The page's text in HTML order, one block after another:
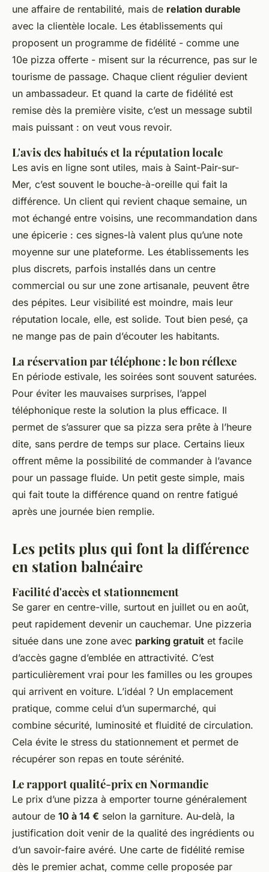
une affaire de rentabilité, mais de relation durable
avec la clientèle locale. Les établissements qui
proposent un programme de fidélité - comme une
10e pizza offerte - misent sur la récurrence, pas sur le
tourisme de passage. Chaque client régulier devient
un ambassadeur. Et quand la carte de fidélité est
remise dès la première visite, c’est un message subtil
mais puissant : on veut vous revoir.
L'avis des habitués et la réputation locale
Les avis en ligne sont utiles, mais à Saint-Pair-sur-
Mer, c’est souvent le bouche-à-oreille qui fait la
différence. Un client qui revient chaque semaine, un
mot échangé entre voisins, une recommandation dans
une épicerie : ces signes-là valent plus qu’une note
moyenne sur une plateforme. Les établissements les
plus discrets, parfois installés dans un centre
commercial ou sur une zone artisanale, peuvent être
des pépites. Leur visibilité est moindre, mais leur
réputation locale, elle, est solide. Tout bien pesé, ça
ne mange pas de pain d’écouter les habitants.
La réservation par téléphone : le bon réflexe
En période estivale, les soirées sont souvent saturées.
Pour éviter les mauvaises surprises, l’appel
téléphonique reste la solution la plus efficace. Il
permet de s’assurer que sa pizza sera prête à l’heure
dite, sans perdre de temps sur place. Certains lieux
offrent même la possibilité de commander à l’avance
pour un passage fluide. Un petit geste simple, mais
qui fait toute la différence quand on rentre fatigué
après une journée bien remplie.
Les petits plus qui font la différence
en station balnéaire
Facilité d'accès et stationnement
Se garer en centre-ville, surtout en juillet ou en août,
peut rapidement devenir un cauchemar. Une pizzeria
située dans une zone avec parking gratuit et facile
d’accès gagne d’emblée en attractivité. C’est
particulièrement vrai pour les familles ou les groupes
qui arrivent en voiture. L’idéal ? Un emplacement
pratique, comme celui d’un supermarché, qui
combine sécurité, luminosité et fluidité de circulation.
Cela évite le stress du stationnement et permet de
récupérer son repas en toute sérénité.
Le rapport qualité-prix en Normandie
Le prix d’une pizza à emporter tourne généralement
autour de 10 à 14 € selon la garniture. Au-delà, la
justification doit venir de la qualité des ingrédients ou
d’un savoir-faire avéré. Une carte de fidélité remise
dès le premier achat, comme celle proposée par